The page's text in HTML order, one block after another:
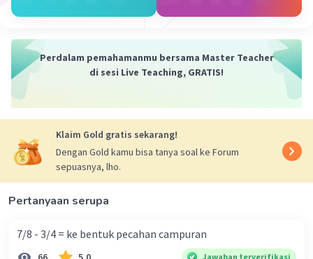
V = 72 liter
= 72/21.600
= 1/300 liter/detik
Keterangan :
V = Volume
Perdalam pemahamanmu bersama Master Teacher
di sesi Live Teaching, GRATIS!
Klaim Gold gratis sekarang!
Dengan Gold kamu bisa tanya soal ke Forum
sepuasnya, lho.
Pertanyaan serupa
7/8 - 3/4 = ke bentuk pecahan campuran
Jawaban terverifikasi